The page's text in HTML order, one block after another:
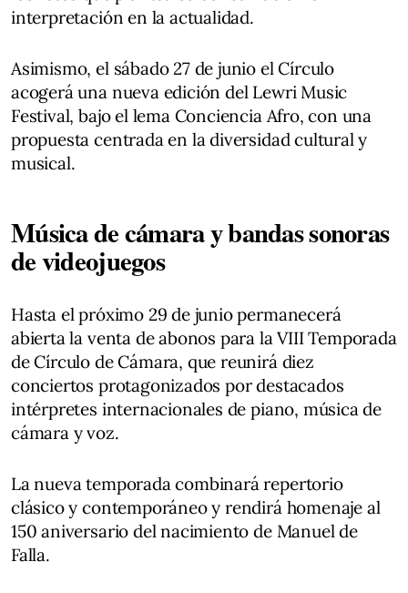
interpretación en la actualidad.
Asimismo, el sábado 27 de junio el Círculo
acogerá una nueva edición del Lewri Music
Festival, bajo el lema Conciencia Afro, con una
propuesta centrada en la diversidad cultural y
musical.
Música de cámara y bandas sonoras
de videojuegos
Hasta el próximo 29 de junio permanecerá
abierta la venta de abonos para la VIII Temporada
de Círculo de Cámara, que reunirá diez
conciertos protagonizados por destacados
intérpretes internacionales de piano, música de
cámara y voz.
La nueva temporada combinará repertorio
clásico y contemporáneo y rendirá homenaje al
150 aniversario del nacimiento de Manuel de
Falla.